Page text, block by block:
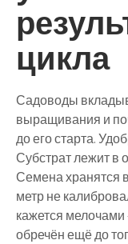
цикла
Садоводы
выращивания и
до его старта.
Субстрат лежит в
Семена хранятся
метр не
кажется мелочами
обречён ещё до